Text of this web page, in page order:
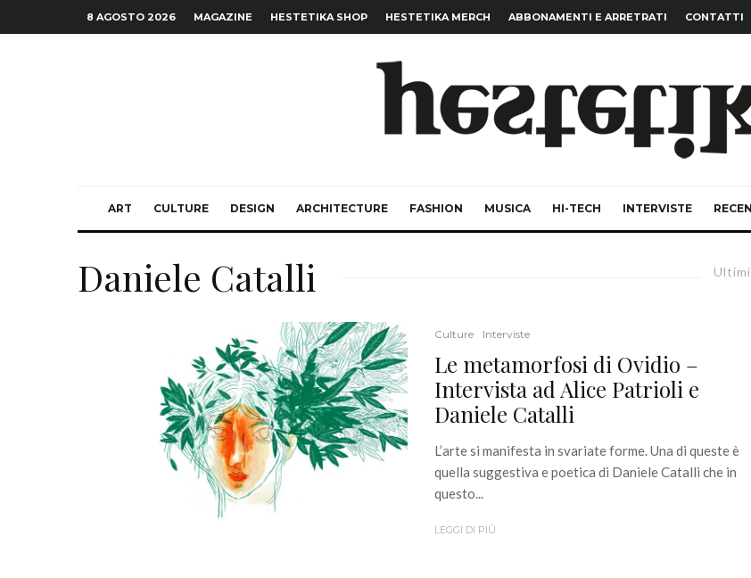
8 AGOSTO 2026 MAGAZINE HESTETIKA SHOP HESTETIKA MERCH ABBONAMENTI E ARRETRATI CONTATTI
ART CULTURE DESIGN ARCHITECTURE FASHION MUSICA HI-TECH INTERVISTE
Ultimi
Daniele Catalli
Culture Interviste
Le metamorfosi di Ovidio –
Intervista ad Alice Patrioli e
Daniele Catalli
L’arte si manifesta in svariate forme. Una di queste è
quella suggestiva e poetica di Daniele Catalli che in
questo...
LEGGI DI PIÙ